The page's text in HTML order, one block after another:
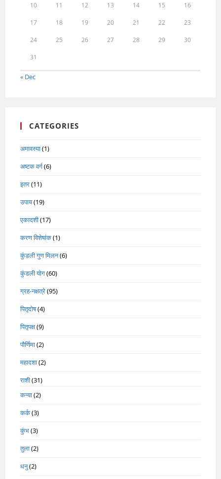
10 11 12 13 14 15 16
17 18 19 20 21 22 23
24 25 26 27 28 29 30
31
« Dec
CATEGORIES
अमावस्या(1)
अष्टक वर्ग(6)
इतर(11)
उपाय(19)
एकादशी(17)
करण विशेषांक(1)
कुंडली गुण मिलन(6)
कुंडली योग(60)
ग्रह-नक्षत्रे(95)
पितृदोष(4)
पितृपक्ष(9)
पौर्णिमा(2)
महादशा(2)
राशी(31)
कन्या(2)
कर्क(3)
कुंभ(3)
तुला(2)
धनु(2)